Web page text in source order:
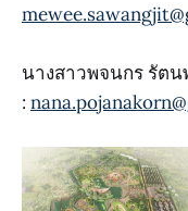
นางสาวพจนกร รัต
: